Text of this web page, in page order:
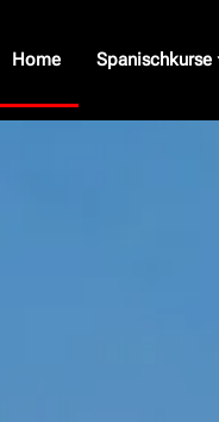
Home Spanischkurse